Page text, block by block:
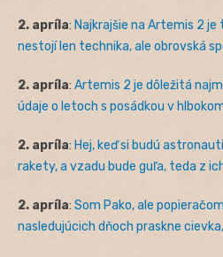
2. apríla: Najkrajšie na Artemis 2
nestojí len technika, ale obrovská
2. apríla: Artemis 2 je dôležitá
údaje o letoch s posádkou v
2. apríla: Hej, keď si budú
rakety, a vzadu bude guľa, teda z
2. apríla: Som Pako, ale
nasledujúcich dňoch praskne